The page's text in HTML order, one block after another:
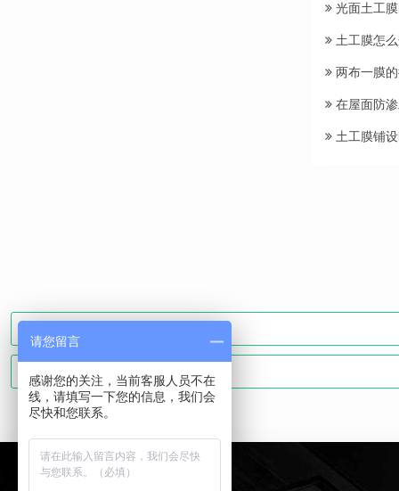
光面土工
土工膜怎么
两布一膜
在屋面防渗
土工膜铺
请您留言
感谢您的关注，当前客服人员不在
线，请填写一下您的信息，我们会
尽快和您联系。